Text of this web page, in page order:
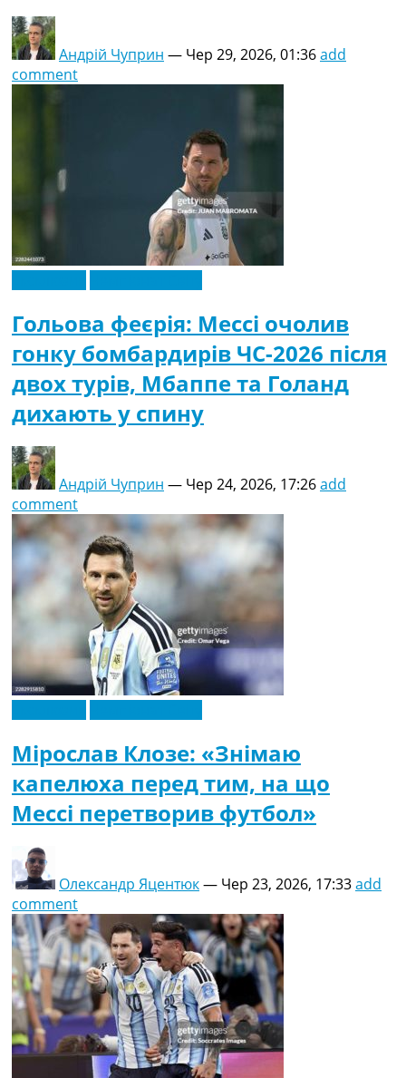
Андрій Чуприн — Чер 29, 2026, 01:36add
comment
Гольова феєрія: Мессі очолив
гонку бомбардирів ЧС-2026 після
двох турів, Мбаппе та Голанд
дихають у спину
Андрій Чуприн — Чер 24, 2026, 17:26add
comment
Мірослав Клозе: «Знімаю
капелюха перед тим, на що
Мессі перетворив футбол»
Олександр Яцентюк— Чер 23, 2026, 17:33add
comment